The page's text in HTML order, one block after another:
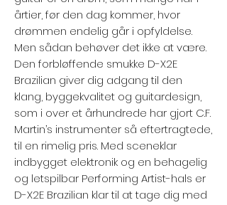
årtier, før den dag kommer, hvor
drømmen endelig går i opfyldelse.
Men sådan behøver det ikke at være.
Den forbløffende smukke D-X2E
Brazilian giver dig adgang til den
klang, byggekvalitet og guitardesign,
som i over et århundrede har gjort C.F.
Martin’s instrumenter så eftertragtede,
til en rimelig pris. Med sceneklar
indbygget elektronik og en behagelig
og letspilbar Performing Artist-hals er
D-X2E Brazilian klar til at tage dig med